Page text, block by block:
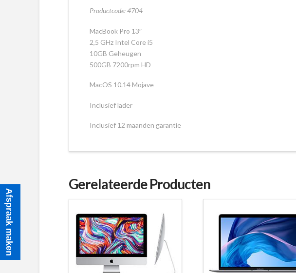
Productcode: 4704
MacBook Pro 13″
2,5 GHz Intel Core i5
10GB Geheugen
500GB 7200rpm HD
MacOS 10.14 Mojave
Inclusief lader
Inclusief 12 maanden garantie
Gerelateerde Producten
Afspraak maken